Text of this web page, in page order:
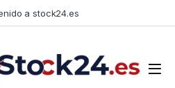
a stock24.es
Open